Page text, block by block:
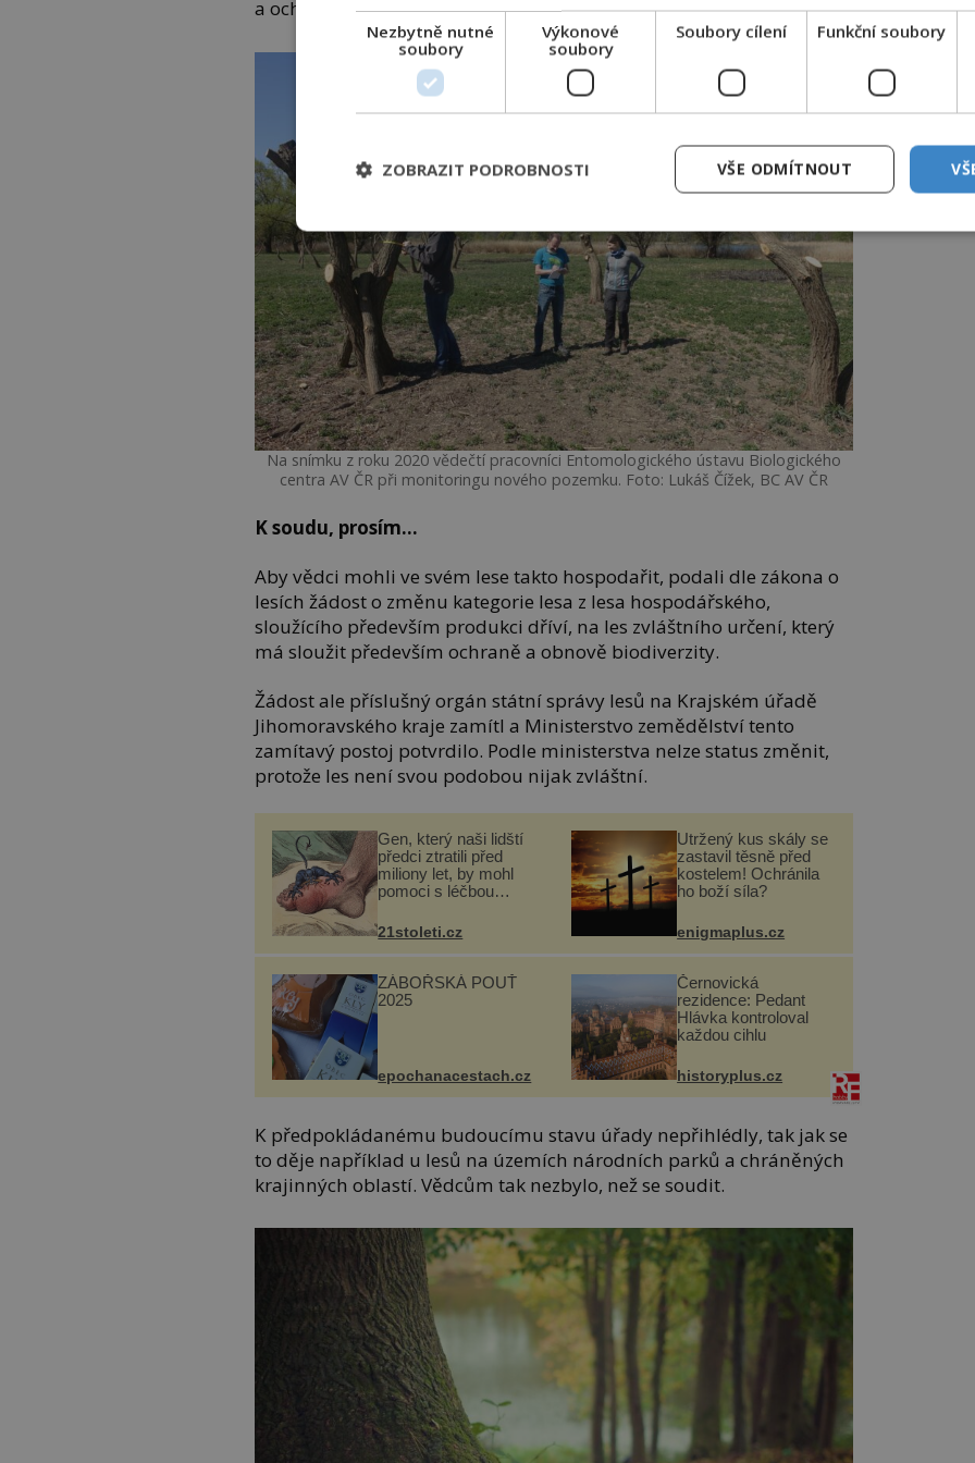
a ochrany přírody na Biologickém centru AV ČR.
Na snímku z roku 2020 vědečtí pracovníci Entomologického ústavu Biologického
centra AV ČR při monitoringu nového pozemku. Foto: Lukáš Čížek, BC AV ČR
K soudu, prosím…
Aby vědci mohli ve svém lese takto hospodařit, podali dle zákona o
lesích žádost o změnu kategorie lesa z lesa hospodářského,
sloužícího především produkci dříví, na les zvláštního určení, který
má sloužit především ochraně a obnově biodiverzity.
Žádost ale příslušný orgán státní správy lesů na Krajském úřadě
Jihomoravského kraje zamítl a Ministerstvo zemědělství tento
zamítavý postoj potvrdilo. Podle ministerstva nelze status změnit,
protože les není svou podobou nijak zvláštní.
Gen, který naši lidští
předci ztratili před
miliony let, by mohl
pomoci s léčbou
21stoleti.cz
Utržený kus skály se
zastavil těsně před
kostelem! Ochránila
ho boží síla?
enigmaplus.cz
ZÁBOŘSKÁ POUŤ
2025
epochanacestach.cz
Černovická
rezidence: Pedant
Hlávka kontroloval
každou cihlu
historyplus.cz
K předpokládanému budoucímu stavu úřady nepřihlédly, tak jak se
to děje například u lesů na územích národních parků a chráněných
krajinných oblastí. Vědcům tak nezbylo, než se soudit.
Nezbytně nutné
soubory
Výkonové
soubory
Soubory cílení Funkční soubory
VŠE ODMÍTNOUT
ZOBRAZIT PODROBNOSTI